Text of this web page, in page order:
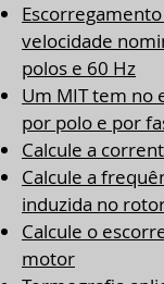
velocidade
polos e 60 Hz
Um MIT tem no
por polo e por
Calcule a
Calcule a
induzida no
Calcule o
motor